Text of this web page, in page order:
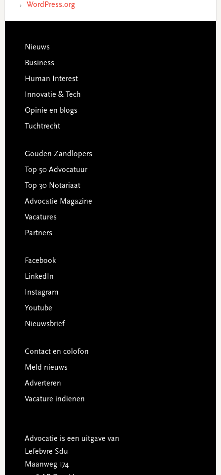
WordPress.org
Footer
Nieuws
Business
Human Interest
Innovatie & Tech
Opinie en blogs
Tuchtrecht
Gouden Zandlopers
Top 50 Advocatuur
Top 30 Notariaat
Advocatie Magazine
Vacatures
Partners
Facebook
LinkedIn
Instagram
Youtube
Nieuwsbrief
Contact en colofon
Meld nieuws
Adverteren
Vacature indienen
Advocatie is een uitgave van
Lefebvre Sdu
Maanweg 174